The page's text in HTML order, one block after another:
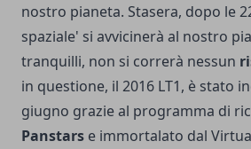
nostro pianeta. Stasera, dopo le
spaziale' si avvicinerà al nostro
tranquilli, non si correrà nessun
in questione, il 2016 LT1, è stato
giugno grazie al programma di
Panstars e immortalato dal